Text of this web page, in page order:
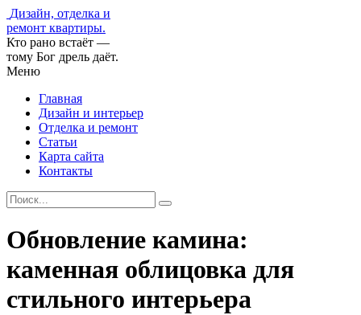
Дизайн, отделка и
ремонт квартиры.
Кто рано встаёт —
тому Бог дрель даёт.
Меню
Главная
Дизайн и интерьер
Отделка и ремонт
Статьи
Карта сайта
Контакты
Обновление камина:
каменная облицовка для
стильного интерьера